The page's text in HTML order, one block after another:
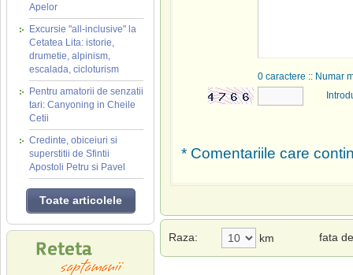
Apelor
Excursie "all-inclusive" la
Cetatea Lita: istorie,
drumetie, alpinism,
escalada, cicloturism
Pentru amatorii de senzatii
tari: Canyoning in Cheile
Cetii
Credinte, obiceiuri si
superstitii de Sfintii
Apostoli Petru si Pavel
Toate articolele
0 caractere :: Numar
* Comentariile care
Raza: km fata